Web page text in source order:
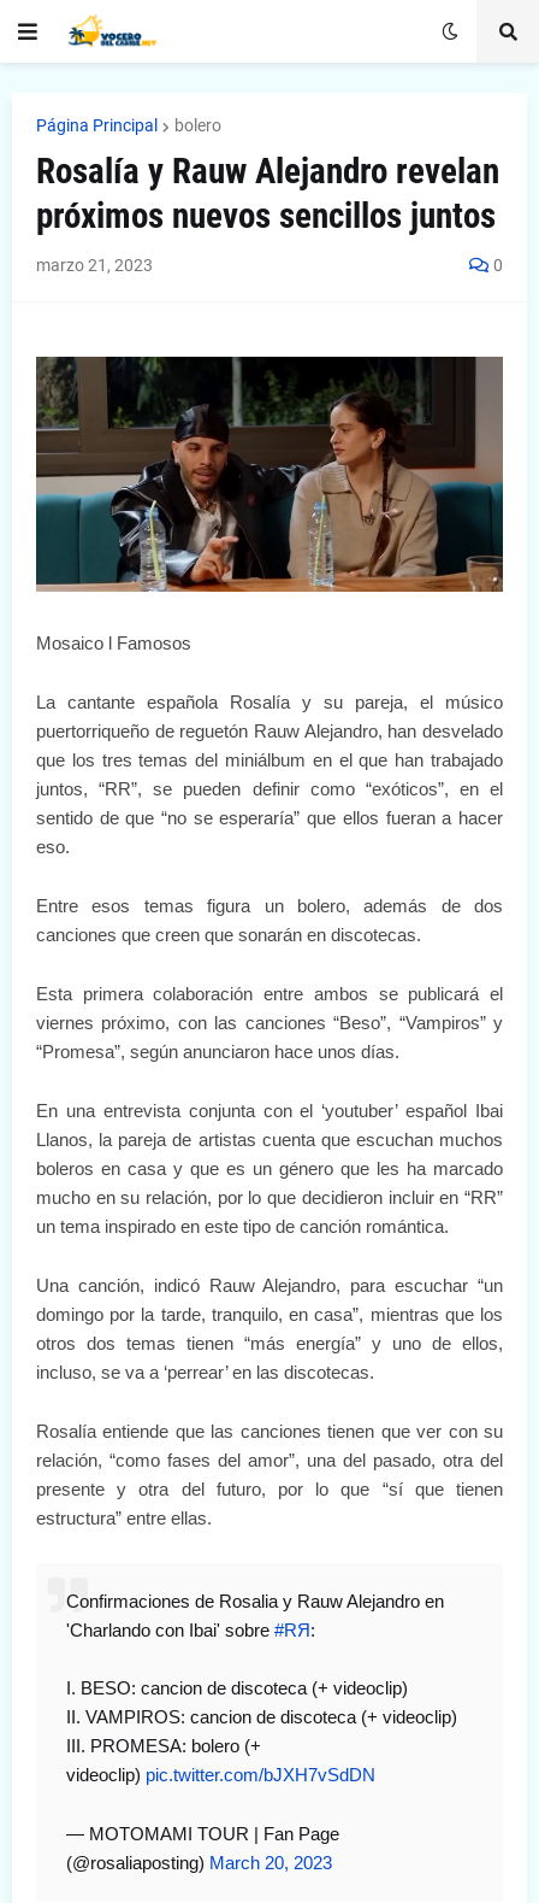
Página Principal bolero
Rosalía y Rauw Alejandro revelan
próximos nuevos sencillos juntos
marzo 21, 2023 0
Mosaico l Famosos
La cantante española Rosalía y su pareja, el músico
puertorriqueño de reguetón Rauw Alejandro, han desvelado
que los tres temas del miniálbum en el que han trabajado
juntos, “RR”, se pueden definir como “exóticos”, en el
sentido de que “no se esperaría” que ellos fueran a hacer
eso.
Entre esos temas figura un bolero, además de dos
canciones que creen que sonarán en discotecas.
Esta primera colaboración entre ambos se publicará el
viernes próximo, con las canciones “Beso”, “Vampiros” y
“Promesa”, según anunciaron hace unos días.
En una entrevista conjunta con el ‘youtuber’ español Ibai
Llanos, la pareja de artistas cuenta que escuchan muchos
boleros en casa y que es un género que les ha marcado
mucho en su relación, por lo que decidieron incluir en “RR”
un tema inspirado en este tipo de canción romántica.
Una canción, indicó Rauw Alejandro, para escuchar “un
domingo por la tarde, tranquilo, en casa”, mientras que los
otros dos temas tienen “más energía” y uno de ellos,
incluso, se va a ‘perrear’ en las discotecas.
Rosalía entiende que las canciones tienen que ver con su
relación, “como fases del amor”, una del pasado, otra del
presente y otra del futuro, por lo que “sí que tienen
estructura” entre ellas.
Confirmaciones de Rosalia y Rauw Alejandro en
'Charlando con Ibai' sobre #RЯ:
I. BESO: cancion de discoteca (+ videoclip)
II. VAMPIROS: cancion de discoteca (+ videoclip)
III. PROMESA: bolero (+
videoclip) pic.twitter.com/bJXH7vSdDN
— MOTOMAMI TOUR | Fan Page
(@rosaliaposting) March 20, 2023